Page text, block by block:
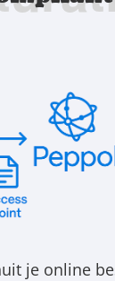
je online